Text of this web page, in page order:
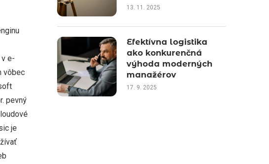
e-
vôbec
pevný
je
13. 11. 2025
Efektívna logistika
ako konkurenčná
výhoda moderných
manažérov
17. 9. 2025